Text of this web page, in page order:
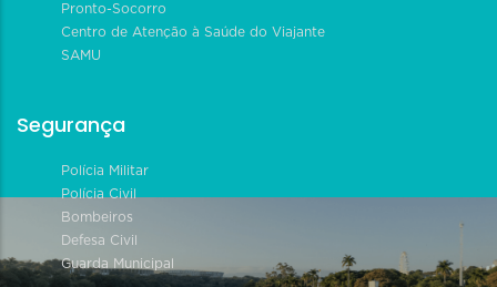
Pronto-Socorro
Centro de Atenção à Saúde do Viajante
SAMU
Segurança
Polícia Militar
Polícia Civil
Bombeiros
Defesa Civil
Guarda Municipal